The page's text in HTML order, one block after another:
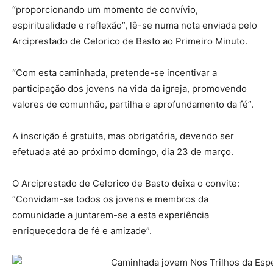
“proporcionando um momento de convívio,
espiritualidade e reflexão”, lê-se numa nota enviada pelo
Arciprestado de Celorico de Basto ao Primeiro Minuto.
“Com esta caminhada, pretende-se incentivar a
participação dos jovens na vida da igreja, promovendo
valores de comunhão, partilha e aprofundamento da fé”.
A inscrição é gratuita, mas obrigatória, devendo ser
efetuada até ao próximo domingo, dia 23 de março.
O Arciprestado de Celorico de Basto deixa o convite:
“Convidam-se todos os jovens e membros da
comunidade a juntarem-se a esta experiência
enriquecedora de fé e amizade”.